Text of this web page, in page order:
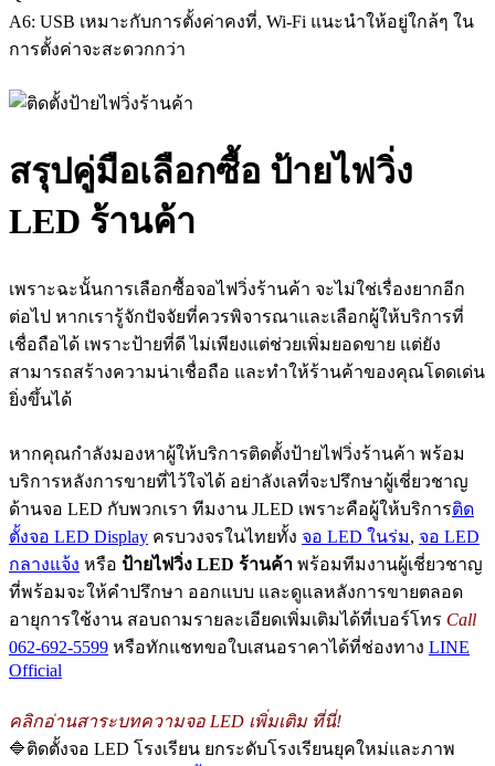
A6: USB เหมาะกับการตั้งค่าคงที่, Wi-Fi แนะนำให้อยู่ใกล้ๆ ใน
การตั้งค่าจะสะดวกกว่า
สรุปคู่มือเลือกซื้อ ป้ายไฟวิ่ง
LED ร้านค้า
เพราะฉะนั้นการเลือกซื้อจอไฟวิ่งร้านค้า จะไม่ใช่เรื่องยากอีก
ต่อไป หากเรารู้จักปัจจัยที่ควรพิจารณาและเลือกผู้ให้บริการที่
เชื่อถือได้ เพราะป้ายที่ดี ไม่เพียงแต่ช่วยเพิ่มยอดขาย แต่ยัง
สามารถสร้างความน่าเชื่อถือ และทำให้ร้านค้าของคุณโดดเด่น
ยิ่งขึ้นได้
หากคุณกำลังมองหาผู้ให้บริการติดตั้งป้ายไฟวิ่งร้านค้า พร้อม
บริการหลังการขายที่ไว้ใจได้ อย่าลังเลที่จะปรึกษาผู้เชี่ยวชาญ
ด้านจอ LED กับพวกเรา ทีมงาน JLED เพราะคือผู้ให้บริการติด
ตั้งจอ LED Display ครบวงจรในไทยทั้ง จอ LED ในร่ม, จอ LED
กลางแจ้ง หรือ ป้ายไฟวิ่ง LED ร้านค้า พร้อมทีมงานผู้เชี่ยวชาญ
ที่พร้อมจะให้คำปรึกษา ออกแบบ และดูแลหลังการขายตลอด
อายุการใช้งาน สอบถามรายละเอียดเพิ่มเติมได้ที่เบอร์โทร Call
062-692-5599 หรือทักแชทขอใบเสนอราคาได้ที่ช่องทาง LINE
Official
คลิกอ่านสาระบทความจอ LED เพิ่มเติม ที่นี่!
🔷ติดตั้งจอ LED โรงเรียน ยกระดับโรงเรียนยุคใหม่และภาพ